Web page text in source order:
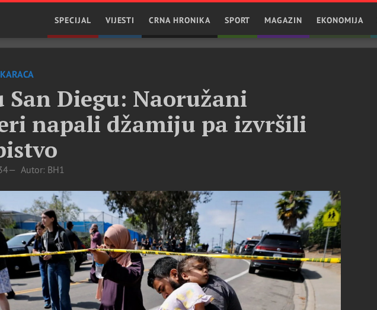
SPECIJAL VIJESTI CRNA HRONIKA SPORT MAGAZIN EKONOMIJA
San Diegu: Naoružani
napali džamiju pa izvršili
Autor: BH1